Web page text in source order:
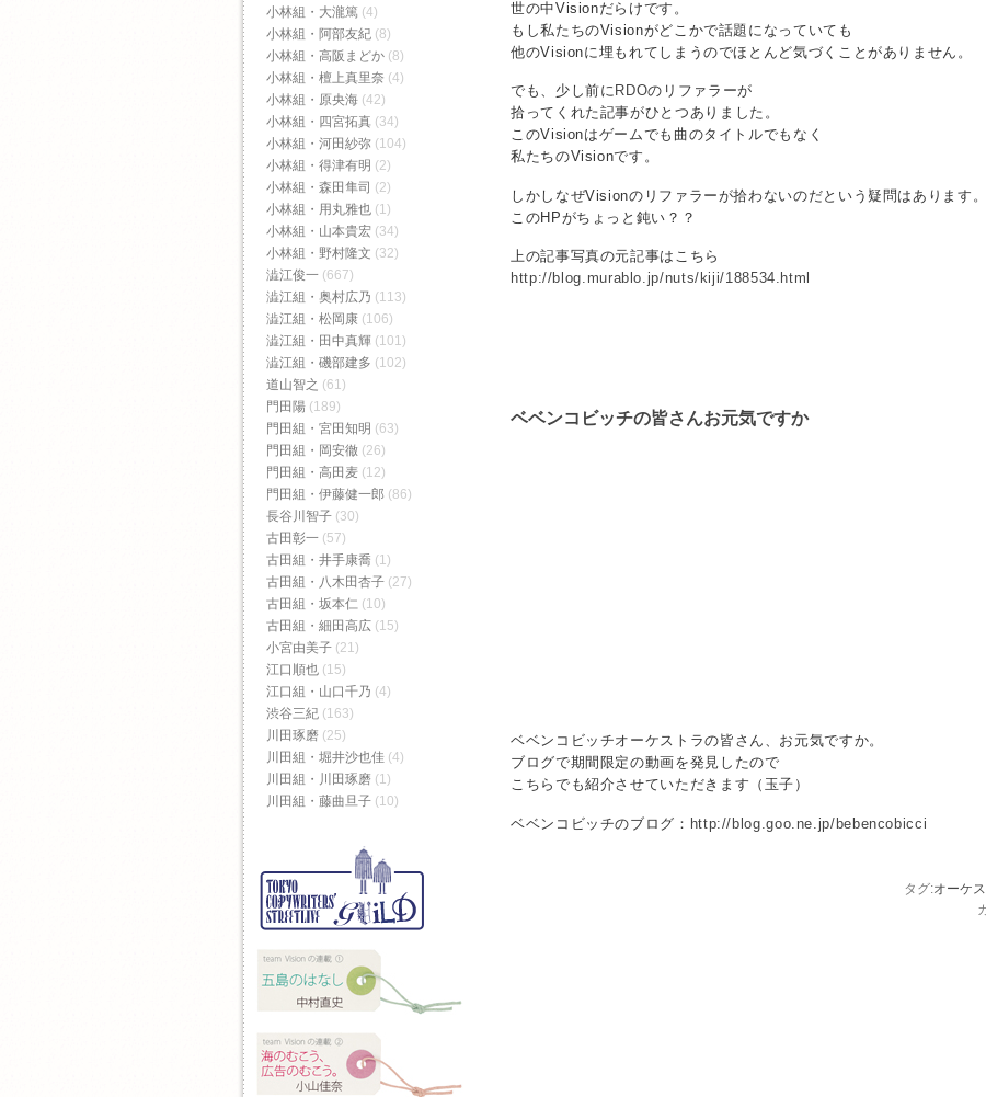
世の中Visionだらけです。
もし私たちのVisionがどこかで話題になっていても
他のVisionに埋もれてしまうのでほとんど気づくことがありません。
でも、少し前に RDOのリファラーが
拾ってくれた記事がひとつありました。
このVisionはゲームでも曲のタイトルでもなく
私たちのVisionです。
しかしなぜVisionのリファラーが拾わないのだという疑問はあります。
このHPがちょっと鈍い？？
上の記事写真の元記事はこちら
http://blog.murablo.jp/nuts/kiji/188534.html
ベベンコビッチの皆さんお元気ですか
ベベンコビッチオーケストラの皆さん、お元気ですか。
ブログで期間限定の動画を発見したので
こちらでも紹介させていただきます（玉子）
ベベンコビッチのブログ： http://blog.goo.ne.jp/bebencobicci
タグ:オーケ
小林組・大瀧篤 (4)
小林組・阿部友紀 (8)
小林組・高阪まどか (8)
小林組・檀上真里奈 (4)
小林組・原央海 (42)
小林組・四宮拓真 (34)
小林組・河田紗弥 (104)
小林組・得津有明 (2)
小林組・森田隼司 (2)
小林組・用丸雅也 (1)
小林組・山本貴宏 (34)
小林組・野村隆文 (32)
澁江俊一 (667)
澁江組・奥村広乃 (113)
澁江組・松岡康 (106)
澁江組・田中真輝 (101)
澁江組・磯部建多 (102)
道山智之 (61)
門田陽 (189)
門田組・宮田知明 (63)
門田組・岡安徹 (26)
門田組・高田麦 (12)
門田組・伊藤健一郎 (86)
長谷川智子 (30)
古田彰一 (57)
古田組・井手康喬 (1)
古田組・八木田杏子 (27)
古田組・坂本仁 (10)
古田組・細田高広 (15)
小宮由美子 (21)
江口順也 (15)
江口組・山口千乃 (4)
渋谷三紀 (163)
川田琢磨 (25)
川田組・堀井沙也佳 (4)
川田組・川田琢磨 (1)
川田組・藤曲旦子 (10)